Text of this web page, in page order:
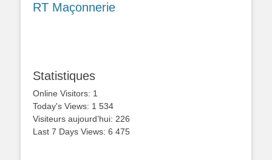
RT Maçonnerie
Statistiques
Online Visitors: 1
Today's Views: 1 534
Visiteurs aujourd’hui: 226
Last 7 Days Views: 6 475